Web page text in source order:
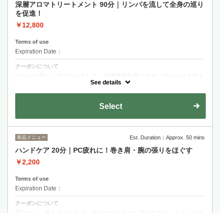
深層アロマトリートメント 90分｜リンパを流して全身の巡り
を促進！
￥12,800
Terms of use
Expiration Date：
クーポンについて
で、老廃物をしっかり押し流して、心身ともにリラックス♪
See details
Select
単品メニュー Est. Duration：Approx. 50 mins
ハンドケア 20分｜PC疲れに！巻き肩・腕の張りをほぐす
￥2,200
Terms of use
Expiration Date：
クーポンについて